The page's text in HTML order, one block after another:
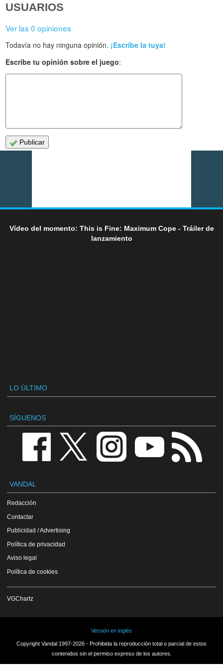
USUARIOS
Ver las 0 opiniones
Todavía no hay ninguna opinión. ¡Escribe la tuya!
Escribe tu opinión sobre el juego:
Publicar
Vídeo del momento: This is Fine: Maximum Cope - Tráiler de
lanzamiento
LO ÚLTIMO
SÍGUENOS
VANDAL
Redacción
Contactar
Publicidad / Advertising
Política de privacidad
Aviso legal
Política de cookies
VGChartz
Versión en inglés
Copyright Vandal 1997-2026 - Prohibida la reproducción total o parcial de estos
contenidos sin el permiso expreso de los autores.